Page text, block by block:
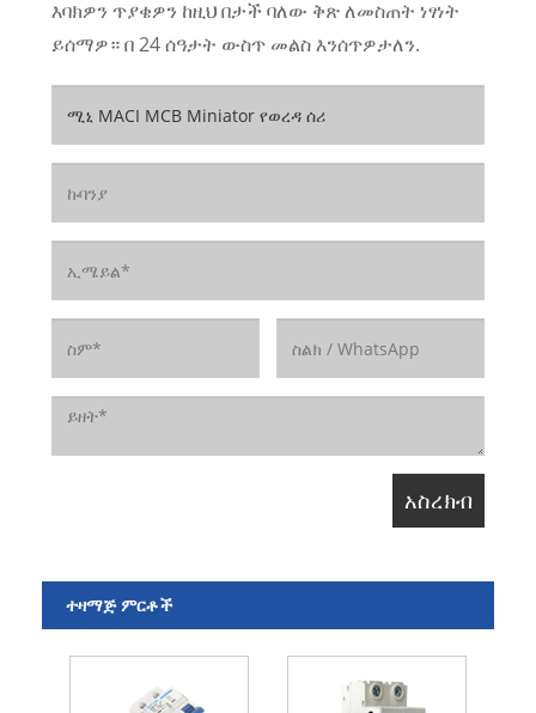
እባክዎን ጥያቄዎን ከዚህ በታች ባለው ቅጽ ለመስጠት ነፃነት
ይሰማዎ። በ 24 ሰዓታት ውስጥ መልስ እንሰጥዎታለን.
ተዛማጅ ምርቶች